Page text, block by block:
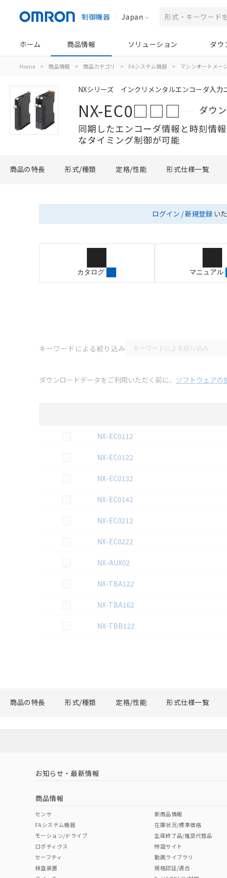
制御機器 Japan
ホーム 商品情報 ソリューション ダウ
Home > 商品情報 > 商品カテゴリ > FAシステム機器 > マシンオートメー
NXシリーズ インクリメンタルエンコーダ入力
NX-EC0□□□
ダウ
同期したエンコーダ情報と時刻情
なタイミング制御が可能
商品の特長 形式/種類 定格/性能 形式仕様一覧
ログイン / 新規登録 い
カタログ マニュアル
キーワードによる絞り込み
ダウンロードデータをご利用いただく前に、 ソフトウェアの
この資料を選択
NX-EC0112
この資料を選択
NX-EC0122
この資料を選択
NX-EC0132
この資料を選択
NX-EC0142
この資料を選択
NX-EC0212
この資料を選択
NX-EC0222
この資料を選択
NX-AUX02
この資料を選択
NX-TBA122
この資料を選択
NX-TBA162
この資料を選択
NX-TBB122
商品の特長 形式/種類 定格/性能 形式仕様一覧
お知らせ・最新情報
商品情報
センサ
FAシステム機器
モーション/ドライブ
ロボティクス
セーフティ
検査装置
新商品情報
在庫状況/標準価格
生産終了品/推奨代替品
特設サイト
動画ライブラリ
規格認証/適合